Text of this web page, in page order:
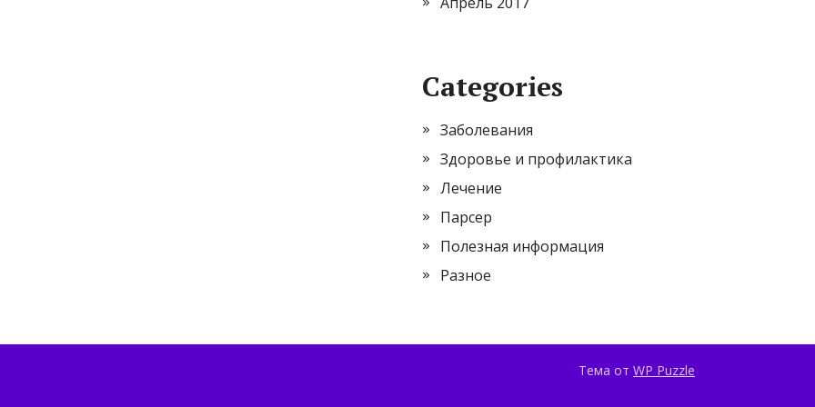
Categories
Заболевания
Здоровье и профилактика
Лечение
Парсер
Полезная информация
Разное
Тема от WP Puzzle